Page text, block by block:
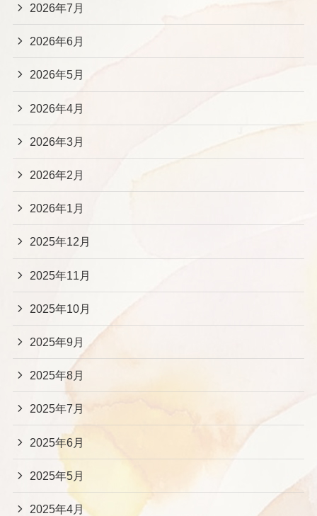
2026年7月
2026年6月
2026年5月
2026年4月
2026年3月
2026年2月
2026年1月
2025年12月
2025年11月
2025年10月
2025年9月
2025年8月
2025年7月
2025年6月
2025年5月
2025年4月